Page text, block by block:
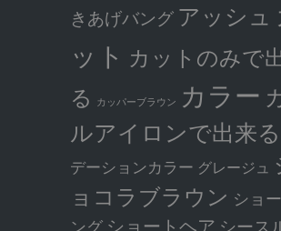
きあげバング アッシュ
ット カットのみで
る カッパーブラウン カラー
ルアイロンで出来る
デーションカラー グレージュ
ョコラブラウン ショ
ング ショートヘア シース